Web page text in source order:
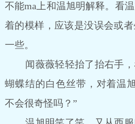
不能ma上和温旭明解释。看
着的模样，应该是没误会或
一些。
闻薇薇轻轻抬了抬右手，
蝴蝶结的白色丝带，对着温
不会很奇怪吗？”